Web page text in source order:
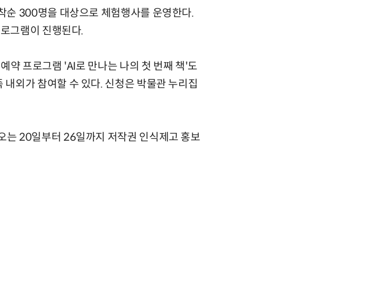
300명을 대상으로 체험행사를 운영한다.
그램이 진행된다.
약 프로그램 'AI로 만나는 나의 첫 번째 책'도
외가 참여할 수 있다. 신청은 박물관 누리집
는 20일부터 26일까지 저작권 인식제고 홍보